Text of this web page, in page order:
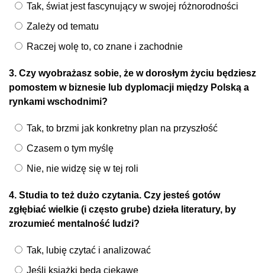
Tak, świat jest fascynujący w swojej różnorodności
Zależy od tematu
Raczej wolę to, co znane i zachodnie
3. Czy wyobrażasz sobie, że w dorosłym życiu będziesz
pomostem w biznesie lub dyplomacji między Polską a
rynkami wschodnimi?
Tak, to brzmi jak konkretny plan na przyszłość
Czasem o tym myślę
Nie, nie widzę się w tej roli
4. Studia to też dużo czytania. Czy jesteś gotów
zgłębiać wielkie (i często grube) dzieła literatury, by
zrozumieć mentalność ludzi?
Tak, lubię czytać i analizować
Jeśli książki będą ciekawe